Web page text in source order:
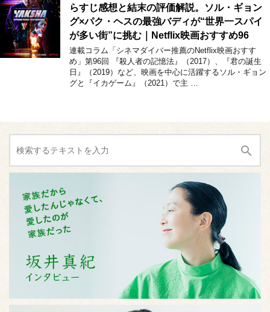
らすじ感想と結末の評価解説。ソル・ギョン
グ×パク・ヘスの最強バディが“世界一スパイ
が多い街”に挑む｜Netflix映画おすすめ96
連載コラム「シネマダイバー推薦のNetflix映画おすす
め」第96回 『殺人者の記憶法』（2017）、『君の誕生
日』（2019）など、映画を中心に活躍するソル・ギョン
グと『イカゲーム』（2021）で主 …